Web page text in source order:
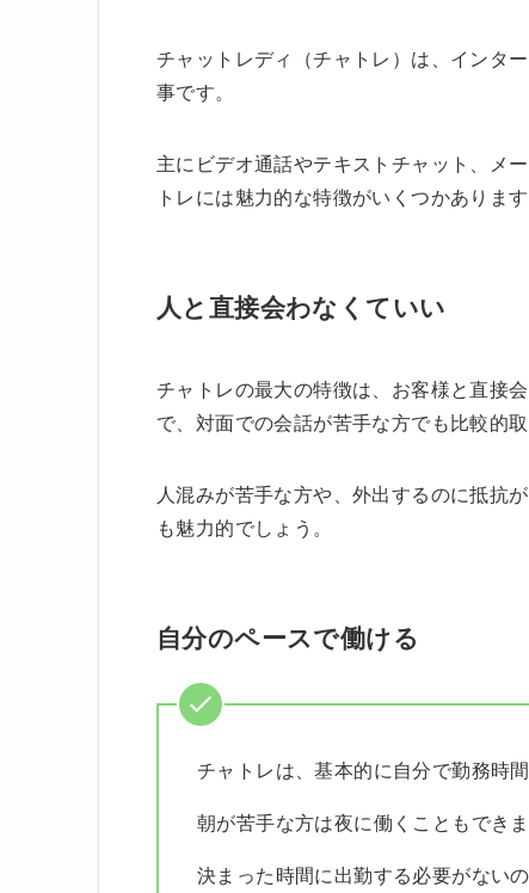
チャットレディ（チャトレ）は、インタ
事です。
主にビデオ通話やテキストチャット、メ
トレには魅力的な特徴がいくつかあります
人と直接会わなくていい
チャトレの最大の特徴は、お客様と直接
で、対面での会話が苦手な方でも比較的
人混みが苦手な方や、外出するのに抵抗
も魅力的でしょう。
自分のペースで働ける
チャトレは、基本的に自分で勤務時
朝が苦手な方は夜に働くこともでき
決まった時間に出勤する必要がない